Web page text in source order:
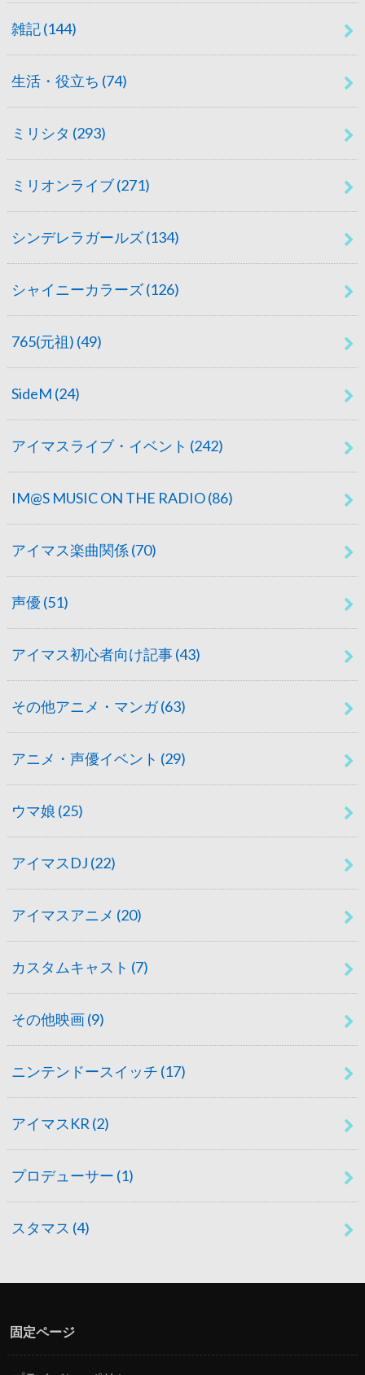
雑記(144)
生活・役立ち (74)
ミリシタ (293)
ミリオンライブ(271)
シンデレラガールズ(134)
シャイニーカラーズ(126)
765(元祖) (49)
SideM (24)
アイマスライブ・イベント (242)
IM@S MUSIC ON THE RADIO(86)
アイマス楽曲関係 (70)
声優 (51)
アイマス初心者向け記事(43)
その他アニメ・マンガ(63)
アニメ・声優イベント (29)
ウマ娘 (25)
アイマスDJ (22)
アイマスアニメ (20)
カスタムキャスト (7)
その他映画(9)
ニンテンドースイッチ (17)
アイマスKR (2)
プロデューサー (1)
スタマス (4)
固定ページ